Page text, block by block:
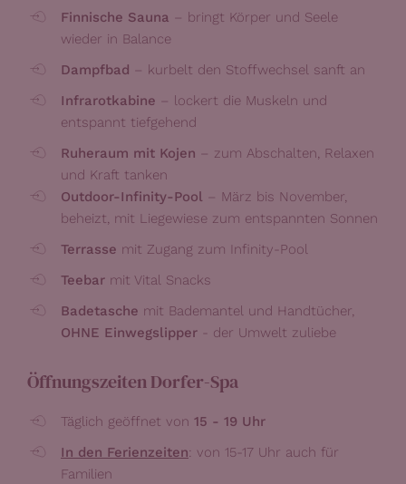
Finnische Sauna – bringt Körper und Seele
wieder in Balance
Dampfbad – kurbelt den Stoffwechsel sanft an
Infrarotkabine – lockert die Muskeln und
entspannt tiefgehend
Ruheraum mit Kojen
– zum Abschalten, Relaxen
und Kraft tanken
Outdoor-Infinity-Pool – März bis November,
beheizt, mit Liegewiese zum entspannten Sonnen
Terrasse mit Zugang zum Infinity-Pool
Teebar mit Vital Snacks
Badetasche mit Bademantel und Handtücher,
OHNE Einwegslipper - der Umwelt zuliebe
Öffnungszeiten Dorfer-Spa
Täglich geöffnet von 15 - 19 Uhr
In den Ferienzeiten: von 15-17 Uhr auch für
Familien